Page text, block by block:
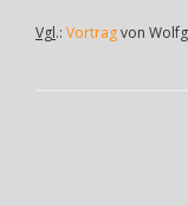
Vgl.: Vortragvon